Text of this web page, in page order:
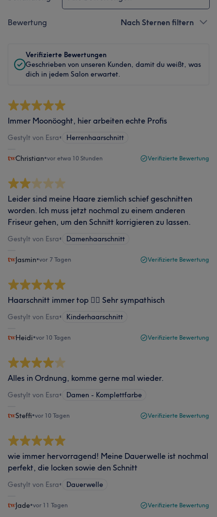
Bewertung Nach Sternen filtern
Verifizierte Bewertungen
Geschrieben von unseren Kunden, damit du weißt, was
dich in jedem Salon erwartet.
Immer Moonöoght, hier arbeiten echte Profis
Gestylt von Esra• Herrenhaarschnitt
Christian•vor etwa 10 Stunden Verifizierte Bewertung
Leider sind meine Haare ziemlich schief geschnitten
worden. Ich muss jetzt nochmal zu einem anderen
Friseur gehen, um den Schnitt korrigieren zu lassen.
Gestylt von Esra• Damenhaarschnitt
Jasmin•vor 7 Tagen Verifizierte Bewertung
Haarschnitt immer top 👍🏽 Sehr sympathisch
Gestylt von Esra• Kinderhaarschnitt
Heidi•vor 10 Tagen Verifizierte Bewertung
Alles in Ordnung, komme gerne mal wieder.
Gestylt von Esra• Damen - Komplettfarbe
Steffi•vor 10 Tagen Verifizierte Bewertung
wie immer hervorragend! Meine Dauerwelle ist nochmal
perfekt, die locken sowie den Schnitt
Gestylt von Esra• Dauerwelle
Jade•vor 11 Tagen Verifizierte Bewertung